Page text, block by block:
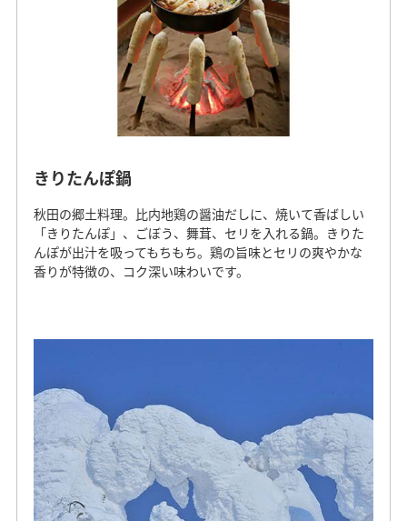
きりたんぽ鍋
秋田の郷土料理。比内地鶏の醤油だしに、焼いて香ばしい
「きりたんぽ」、ごぼう、舞茸、セリを入れる鍋。きりた
んぽが出汁を吸ってもちもち。鶏の旨味とセリの爽やかな
香りが特徴の、コク深い味わいです。